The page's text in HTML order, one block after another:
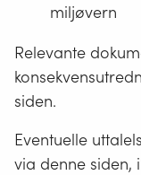
miljøvern
Relevante
siden.
Eventuelle
via denne siden,